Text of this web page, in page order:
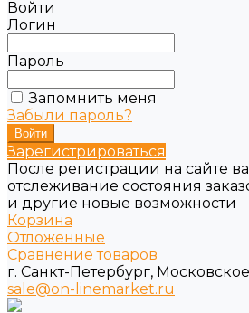
Войти
Логин
Пароль
Запомнить меня
Забыли пароль?
Зарегистрироваться
После регистрации на сайте
отслеживание состояния
и другие новые возможности
Корзина
Отложенные
Сравнение товаров
г. Санкт-Петербург,
sale@on-linemarket.ru